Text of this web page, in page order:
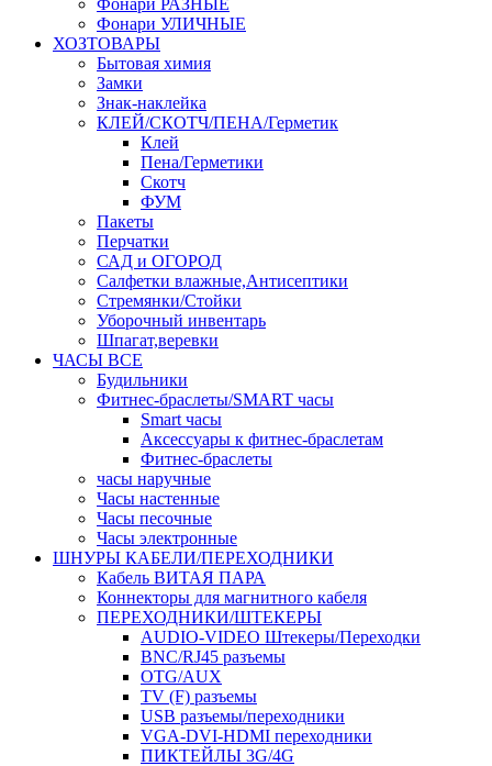
Фонари РАЗНЫЕ
Фонари УЛИЧНЫЕ
ХОЗТОВАРЫ
Бытовая химия
Замки
Знак-наклейка
КЛЕЙ/СКОТЧ/ПЕНА/Герметик
Клей
Пена/Герметики
Скотч
ФУМ
Пакеты
Перчатки
САД и ОГОРОД
Салфетки влажные,Антисептики
Стремянки/Стойки
Уборочный инвентарь
Шпагат,веревки
ЧАСЫ ВСЕ
Будильники
Фитнес-браслеты/SMART часы
Smart часы
Аксессуары к фитнес-браслетам
Фитнес-браслеты
часы наручные
Часы настенные
Часы песочные
Часы электронные
ШНУРЫ КАБЕЛИ/ПЕРЕХОДНИКИ
Кабель ВИТАЯ ПАРА
Коннекторы для магнитного кабеля
ПЕРЕХОДНИКИ/ШТЕКЕРЫ
AUDIO-VIDEO Штекеры/Переходки
BNC/RJ45 разъемы
OTG/AUX
TV (F) разъемы
USB разъемы/переходники
VGA-DVI-HDMI переходники
ПИКТЕЙЛЫ 3G/4G